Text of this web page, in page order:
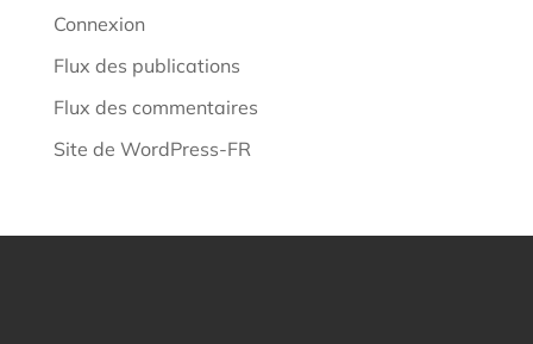
Connexion
Flux des publications
Flux des commentaires
Site de WordPress-FR